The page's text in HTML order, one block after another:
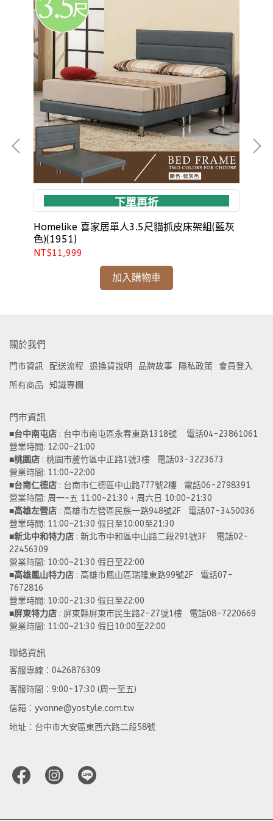
下單再折
Homelike 喜家居單人3.5尺貓抓皮床架組(藍灰
色)(1951)
NT$11,999
加入購物車
關於我們
門市資訊 配送流程 退換貨說明 品牌故事 隱私政策
會員登入
所有商品
知識專欄
門市資訊
■台中南屯店 : 台中市南屯區永春東路1318號    電話04-23861061
營業時間: 12:00~21:00
■桃園店 : 桃園市蘆竹區中正路1號3樓   電話03-3223673
營業時間: 11:00~22:00
■台南仁德店 : 台南市仁德區中山路777號2樓   電話06-2798391
營業時間: 周一~五 11:00~21:30，周六日 10:00~21:30
■高雄左營店 : 高雄市左營區民族一路948號2F   電話07-3450036
營業時間: 11:00~21:30 假日至10:00至21:30
■新北中和特力店 : 新北市中和區中山路二段291號3F    電話02-
22456309
營業時間: 10:00~21:30 假日至22:00
■高雄鳳山特力店 : 高雄市鳳山區瑞隆東路99號2F   電話07-
7672816
營業時間: 10:00~21:30 假日至22:00
■屏東特力店 : 屏東縣屏東市民生路2-27號1樓   電話08-7220669
營業時間: 11:00~21:30 假日10:00至22:00
聯絡資訊
客服專線：0426876309
客服時間：9:00-17:30 (周一至五)
信箱：yvonne@yostyle.com.tw
地址：台中市大安區東西六路二段58號